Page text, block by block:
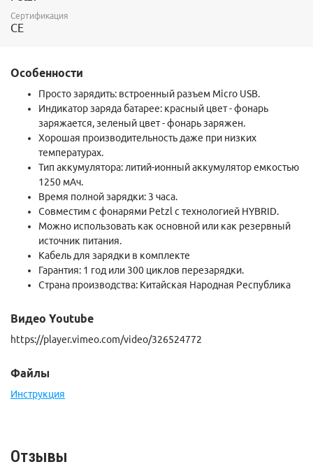
Сертификация
CE
Особенности
Просто зарядить: встроенный разъем Micro USB.
Индикатор заряда батарее: красный цвет - фонарь
заряжается, зеленый цвет - фонарь заряжен.
Хорошая производительность даже при низких
температурах.
Тип аккумулятора: литий-ионный аккумулятор емкостью
1250 мАч.
Время полной зарядки: 3 часа.
Совместим с фонарями Petzl с технологией HYBRID.
Можно использовать как основной или как резервный
источник питания.
Кабель для зарядки в комплекте
Гарантия: 1 год или 300 циклов перезарядки.
Страна производства: Китайская Народная Республика
Видео Youtube
https://player.vimeo.com/video/326524772
Файлы
Инструкция
Отзывы